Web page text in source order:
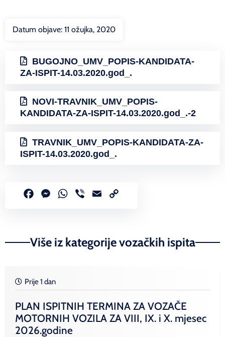
Datum objave: 11 ožujka, 2020
BUGOJNO_UMV_POPIS-KANDIDATA-
ZA-ISPIT-14.03.2020.god_.
NOVI-TRAVNIK_UMV_POPIS-
KANDIDATA-ZA-ISPIT-14.03.2020.god_.-2
TRAVNIK_UMV_POPIS-KANDIDATA-ZA-
ISPIT-14.03.2020.god_.
FacebookMessenger
WhatsApp
Viber Email
Više iz kategorije vozačkih ispita
Prije 1 dan
PLAN ISPITNIH TERMINA ZA VOZAČE
MOTORNIH VOZILA ZA VIII, IX. i X. mjesec
2026.godine